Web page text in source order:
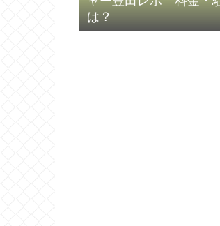
は？